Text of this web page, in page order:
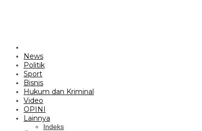
News
Politik
Sport
Bisnis
Hukum dan Kriminal
Video
OPINI
Lainnya
Indeks